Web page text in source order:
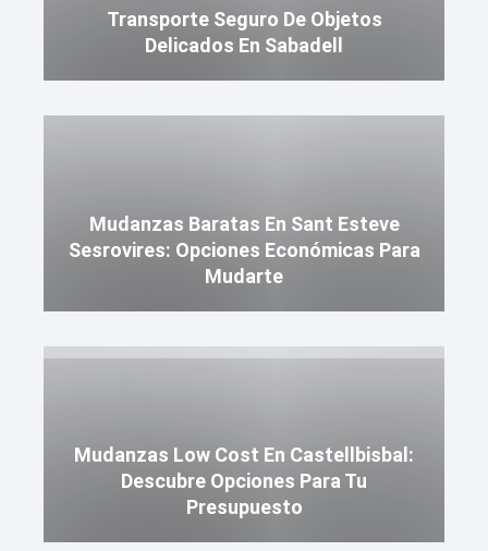
Transporte Seguro De Objetos
Delicados En Sabadell
Mudanzas Baratas En Sant Esteve
Sesrovires: Opciones Económicas Para
Mudarte
Mudanzas Low Cost En Castellbisbal:
Descubre Opciones Para Tu
Presupuesto